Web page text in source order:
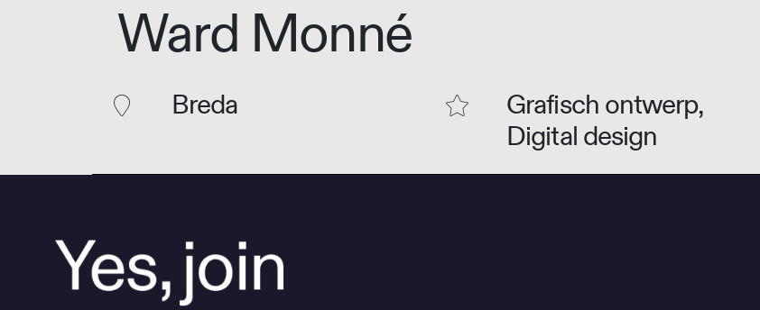
Ward Monné
Breda
Grafisch ontwerp,
Digital design